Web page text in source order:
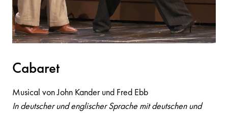
Cabaret
Musical von John Kander und Fred Ebb
In deutscher und englischer Sprache mit deutschen und